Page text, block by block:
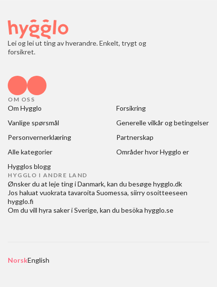
Lei og lei ut ting av hverandre. Enkelt, trygt og
forsikret.
OM OSS
Om Hygglo
Forsikring
Vanlige spørsmål
Generelle vilkår og betingelser
Personvernerklæring
Partnerskap
Alle kategorier
Områder hvor Hygglo er
Hygglos blogg
HYGGLO I ANDRE LAND
Ønsker du at leje ting i Danmark, kan du besøgehygglo.dk
Jos haluat vuokrata tavaroita Suomessa, siirry osoitteeseen
hygglo.fi
Om du vill hyra saker i Sverige, kan du besöka hygglo.se
NorskEnglish